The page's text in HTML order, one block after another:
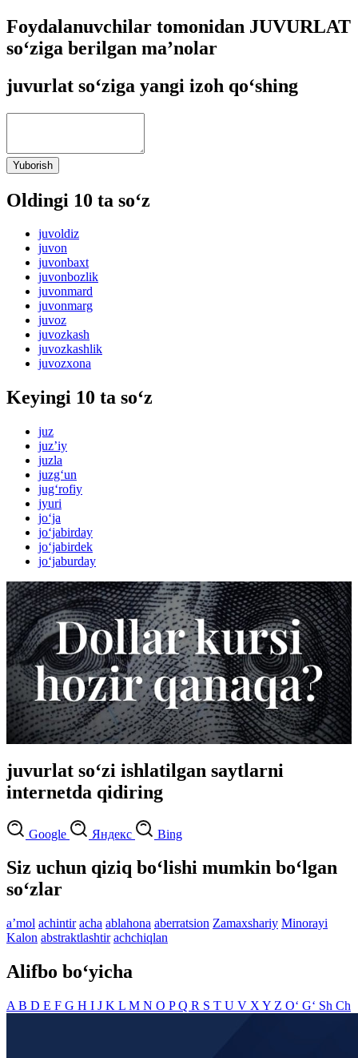
Foydalanuvchilar tomonidan JUVURLAT
so‘ziga berilgan ma’nolar
juvurlat so‘ziga yangi izoh qo‘shing
Yuborish
Oldingi 10 ta so‘z
juvoldiz
juvon
juvonbaxt
juvonbozlik
juvonmard
juvonmarg
juvoz
juvozkash
juvozkashlik
juvozxona
Keyingi 10 ta so‘z
juz
juzʼiy
juzla
juzg‘un
jug‘rofiy
jyuri
jo‘ja
jo‘jabirday
jo‘jabirdek
jo‘jaburday
juvurlat so‘zi ishlatilgan saytlarni
internetda qidiring
Google Яндекс Bing
Siz uchun qiziq bo‘lishi mumkin bo‘lgan
so‘zlar
aʼmol achintir acha ablahona aberratsion Zamaxshariy Minorayi
Kalon abstraktlashtir achchiqlan
Alifbo bo‘yicha
A B D E F G H I J K L M N O PQ R S T U V X Y Z O‘ G‘ Sh Ch